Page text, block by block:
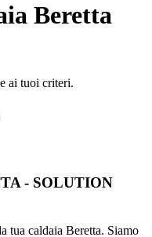
Beretta
ai tuoi criteri.
- SOLUTION
tua caldaia Beretta. Siamo